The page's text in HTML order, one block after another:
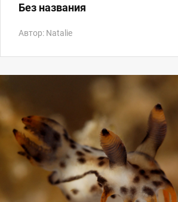
Без названия
Автор: Natalie